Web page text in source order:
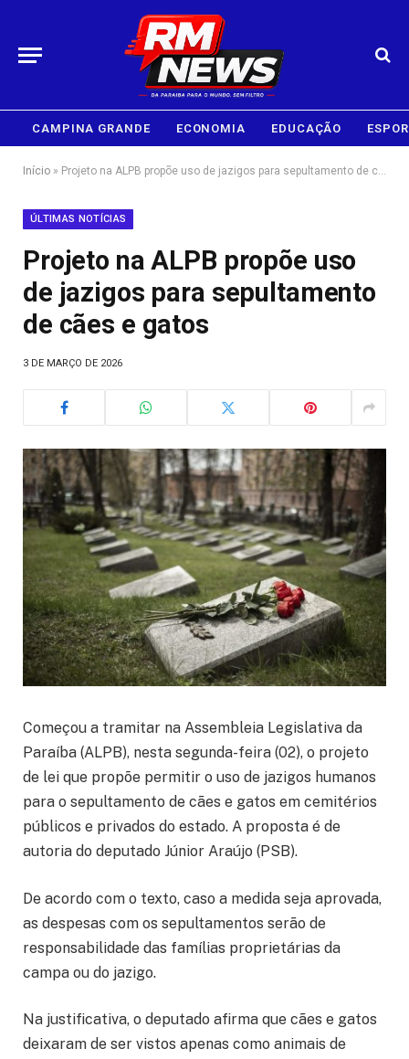
CAMPINA GRANDE ECONOMIA EDUCAÇÃO
Início » Projeto na ALPB propõe uso de jazigos para sepultamento de cães e gatos
ÚLTIMAS NOTÍCIAS
Projeto na ALPB propõe uso
de jazigos para sepultamento
de cães e gatos
3 DE MARÇO DE 2026
Começou a tramitar na Assembleia Legislativa da
Paraíba (ALPB), nesta segunda-feira (02), o projeto
de lei que propõe permitir o uso de jazigos humanos
para o sepultamento de cães e gatos em cemitérios
públicos e privados do estado. A proposta é de
autoria do deputado Júnior Araújo (PSB).
De acordo com o texto, caso a medida seja aprovada,
as despesas com os sepultamentos serão de
responsabilidade das famílias proprietárias da
campa ou do jazigo.
Na justificativa, o deputado afirma que cães e gatos
deixaram de ser vistos apenas como animais de